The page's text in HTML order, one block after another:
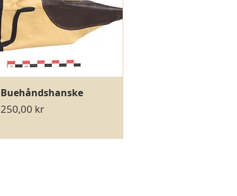
Hurtigvisning
Buehåndshanske
Pris
250,00 kr